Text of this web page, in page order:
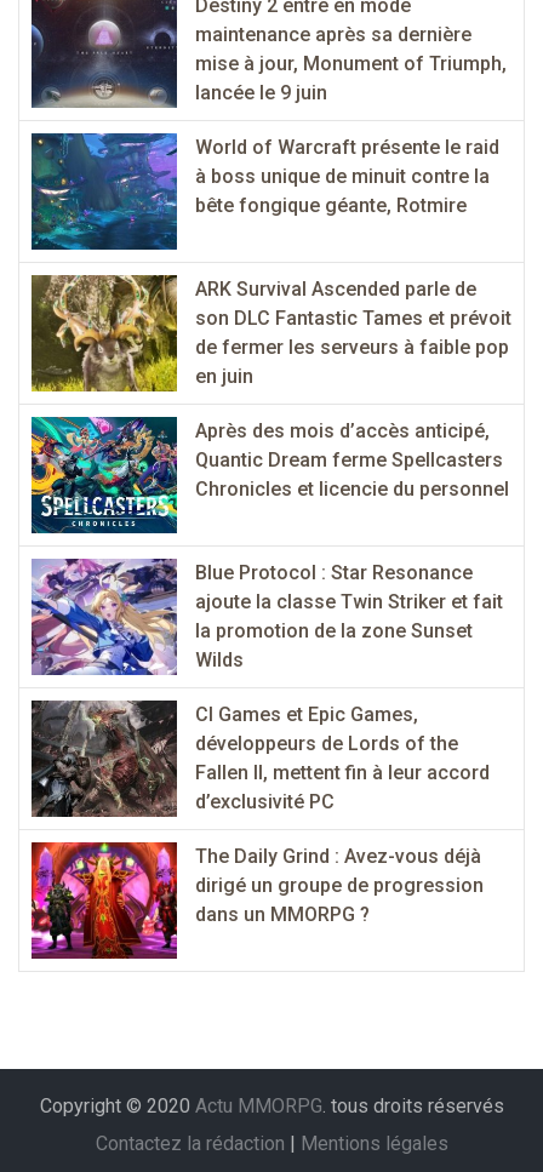
Destiny 2 entre en mode
maintenance après sa dernière
mise à jour, Monument of Triumph,
lancée le 9 juin
World of Warcraft présente le raid
à boss unique de minuit contre la
bête fongique géante, Rotmire
ARK Survival Ascended parle de
son DLC Fantastic Tames et prévoit
de fermer les serveurs à faible pop
en juin
Après des mois d’accès anticipé,
Quantic Dream ferme Spellcasters
Chronicles et licencie du personnel
Blue Protocol : Star Resonance
ajoute la classe Twin Striker et fait
la promotion de la zone Sunset
Wilds
CI Games et Epic Games,
développeurs de Lords of the
Fallen II, mettent fin à leur accord
d’exclusivité PC
The Daily Grind : Avez-vous déjà
dirigé un groupe de progression
dans un MMORPG ?
Copyright © 2020 Actu MMORPG. tous droits réservés
Contactez la rédaction | Mentions légales